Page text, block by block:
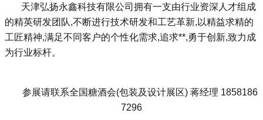
天津弘扬永鑫科技有限公司拥有一支由行业资深人才组成
的精英研发团队,不断进行技术研发和工艺革新,以精益求精的
工匠精神,满足不同客户的个性化需求,追求**,勇于创新,致力成
为行业标杆。
参展请联系全国糖酒会(包装及设计展区) 蒋经理 1858186
7296